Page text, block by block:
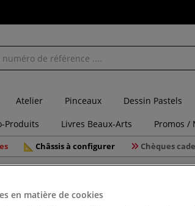
Atelier Pinceaux Dessin Pastels
Produits Livres Beaux-Arts Promos /
Châssis à configurer Chèques
en matière de cookies